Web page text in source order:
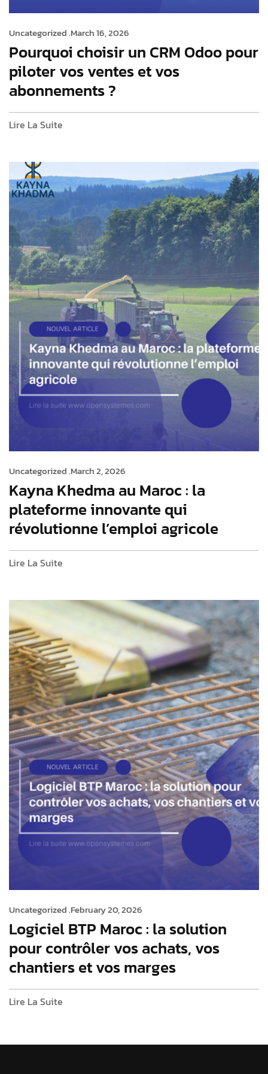
Uncategorized .March 16, 2026
Pourquoi choisir un CRM Odoo pour
piloter vos ventes et vos
abonnements ?
Lire La Suite
Uncategorized .March 2, 2026
Kayna Khedma au Maroc : la
plateforme innovante qui
révolutionne l’emploi agricole
Lire La Suite
Uncategorized .February 20, 2026
Logiciel BTP Maroc : la solution
pour contrôler vos achats, vos
chantiers et vos marges
Lire La Suite